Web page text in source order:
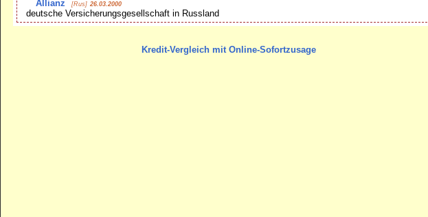
Allianz [Rus] 26.03.2000
deutsche Versicherungsgesellschaft in Russland
Kredit-Vergleich mit Online-Sofortzusage